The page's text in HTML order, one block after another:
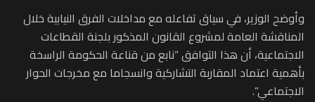
وأوضح الوزير، في سياق تفاعله مع مداخلات الفرق النيابية خلال
المناقشة العامة لمشروع القانون المذكور بلجنة القطاعات
الاجتماعية، أن هذا التوافق “نابع من قناعة الحكومة الراسخة
بأهمية اعتماد المقاربة التشاركية وانسجاما مع مخرجات الحوار
الاجتماعي”.